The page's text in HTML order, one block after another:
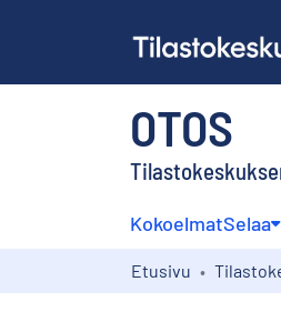
OTOS
KokoelmatSelaa
Etusivu